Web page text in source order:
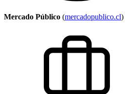
Mercado Público (mercadopublico.cl)